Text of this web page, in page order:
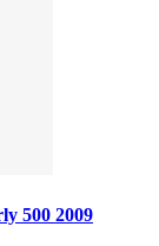
500 2009